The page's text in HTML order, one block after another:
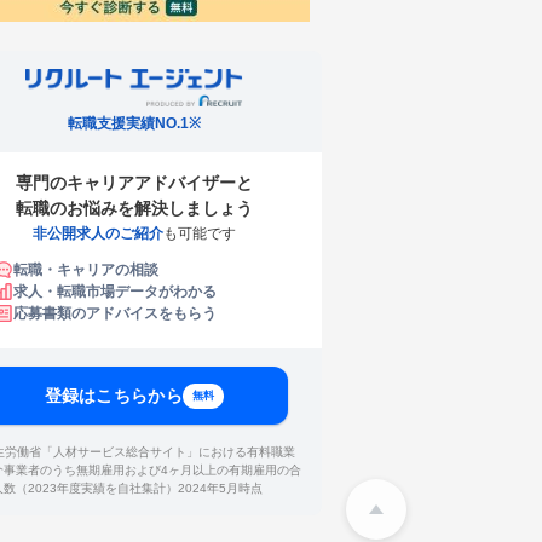
転職支援実績NO.1※
専門のキャリアアドバイザーと
転職のお悩みを解決しましょう
非公開求人のご紹介も可能です
転職・キャリアの相談
求人・転職市場データがわかる
応募書類のアドバイスをもらう
登録はこちらから 無料
働省「人材サービス総合サイト」における有料職業
事業者のうち無期雇用および4ヶ月以上の有期雇用の合
数（2023年度実績を自社集計）2024年5月時点